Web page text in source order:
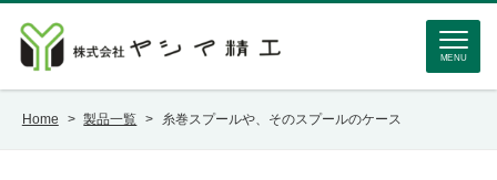
MENU
Home > 製品一覧 > 糸巻スプールや、そのスプールのケース